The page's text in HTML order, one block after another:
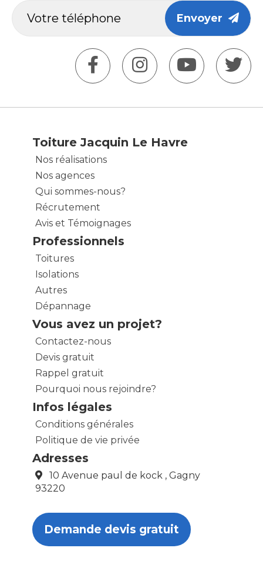
Envoyer
Toiture Jacquin Le Havre
Nos réalisations
Nos agences
Qui sommes-nous?
Récrutement
Avis et Témoignages
Professionnels
Toitures
Isolations
Autres
Dépannage
Vous avez un projet?
Contactez-nous
Devis gratuit
Rappel gratuit
Pourquoi nous rejoindre?
Infos légales
Conditions générales
Politique de vie privée
Adresses
10 Avenue paul de kock , Gagny
93220
Demande devis gratuit